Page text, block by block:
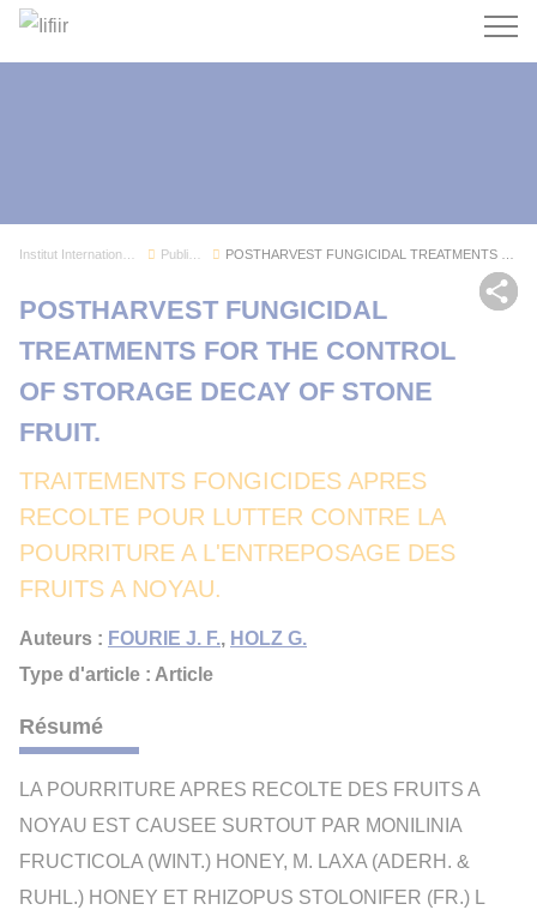
Publications
TRAITEMENTS FONGICIDES APRES
RECOLTE POUR LUTTER CONTRE LA
POURRITURE A L'ENTREPOSAGE DES
FRUITS A NOYAU.
POSTHARVEST FUNGICIDAL
TREATMENTS FOR THE CONTROL
OF STORAGE DECAY OF STONE
FRUIT.
Auteurs : FOURIE J. F., HOLZ G.
Type d'article : Article
Résumé
LA POURRITURE APRES RECOLTE DES FRUITS A
NOYAU EST CAUSEE SURTOUT PAR MONILINIA
FRUCTICOLA (WINT.) HONEY, M. LAXA (ADERH. &
RUHL.) HONEY ET RHIZOPUS STOLONIFER (FR.) L